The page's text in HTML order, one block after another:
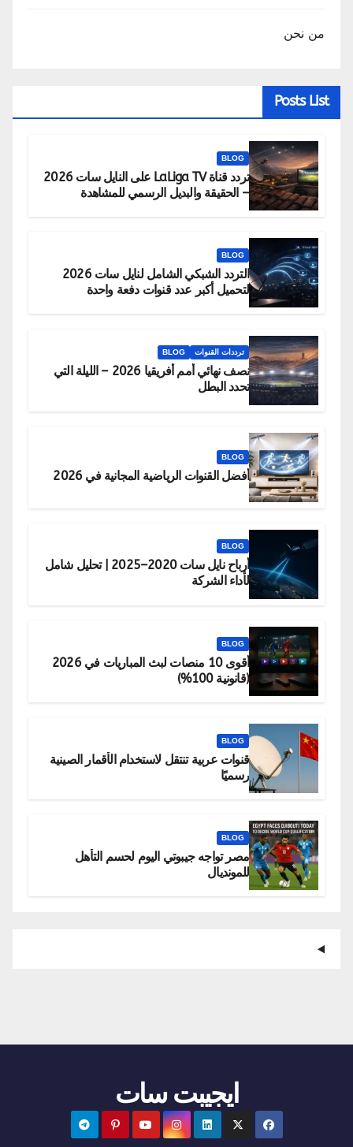
من نحن
Posts List
BLOG
تردد قناة LaLiga TV على النايل سات 2026
– الحقيقة والبديل الرسمي للمشاهدة
BLOG
التردد الشبكي الشامل لنايل سات 2026
لتحميل أكبر عدد قنوات دفعة واحدة
ترددات القنوات BLOG
نصف نهائي أمم أفريقيا 2026 – الليلة التي
تحدد البطل
BLOG
أفضل القنوات الرياضية المجانية في 2026
BLOG
أرباح نايل سات 2020–2025 | تحليل شامل
لأداء الشركة
BLOG
أقوى 10 منصات لبث المباريات في 2026
(قانونية 100%)
BLOG
قنوات عربية تنتقل لاستخدام الأقمار الصينية
رسميًا
BLOG
مصر تواجه جيبوتي اليوم لحسم التأهل
للمونديال
ايجيبت سات